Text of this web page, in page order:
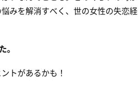
みを解消すべく、世の女性の失恋経
。
トがあるかも！